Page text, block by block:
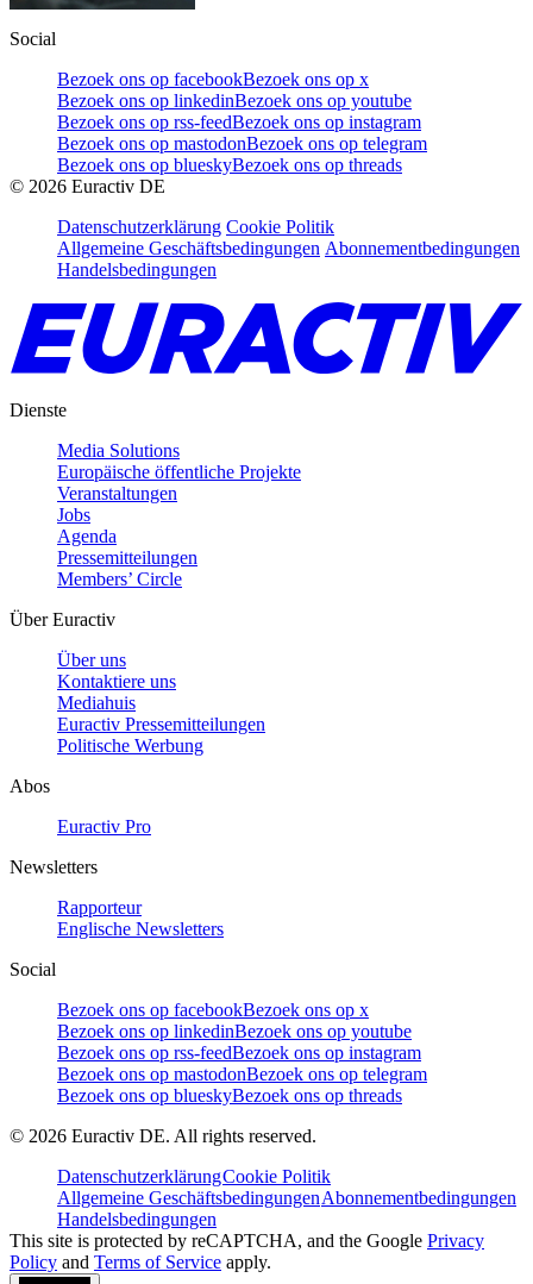
Social
Bezoek ons op facebookBezoek ons op x
Bezoek ons op linkedinBezoek ons op youtube
Bezoek ons op rss-feedBezoek ons op instagram
Bezoek ons op mastodonBezoek ons op telegram
Bezoek ons op blueskyBezoek ons op threads
© 2026 Euractiv DE
Datenschutzerklärung Cookie Politik
Allgemeine Geschäftsbedingungen Abonnementbedingungen
Handelsbedingungen
Dienste
Media Solutions
Europäische öffentliche Projekte
Veranstaltungen
Jobs
Agenda
Pressemitteilungen
Members’ Circle
Über Euractiv
Über uns
Kontaktiere uns
Mediahuis
Euractiv Pressemitteilungen
Politische Werbung
Abos
Euractiv Pro
Newsletters
Rapporteur
Englische Newsletters
Social
Bezoek ons op facebookBezoek ons op x
Bezoek ons op linkedinBezoek ons op youtube
Bezoek ons op rss-feedBezoek ons op instagram
Bezoek ons op mastodonBezoek ons op telegram
Bezoek ons op blueskyBezoek ons op threads
© 2026 Euractiv DE. All rights reserved.
DatenschutzerklärungCookie Politik
Allgemeine GeschäftsbedingungenAbonnementbedingungen
Handelsbedingungen
This site is protected by reCAPTCHA, and the Google Privacy
Policy and Terms of Service apply.